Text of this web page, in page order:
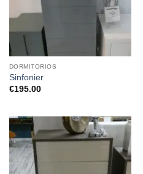
DORMITORIOS
Sinfonier
€195.00